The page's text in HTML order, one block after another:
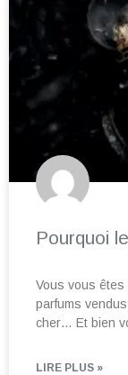
Pourquoi
Vous vous êtes
parfums
cher… Et bien
LIRE PLUS »